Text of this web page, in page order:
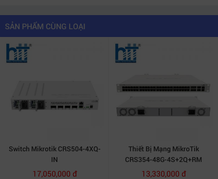
SẢN PHẨM CÙNG LOẠI
Switch Mikrotik CRS504-4XQ-
IN
17,050,000 đ
Thiết Bị Mạng MikroTik
CRS354-48G-4S+2Q+RM
13,330,000 đ